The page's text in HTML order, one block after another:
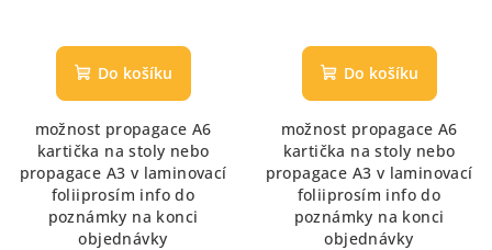
Do košíku
možnost propagace A6
kartička na stoly nebo
propagace A3 v laminovací
foliiprosím info do
poznámky na konci
objednávky
hodnocení
produktu
z
5
hvězdiček.
Do košíku
možnost propagace A6
kartička na stoly nebo
propagace A3 v laminovací
foliiprosím info do
poznámky na konci
objednávky